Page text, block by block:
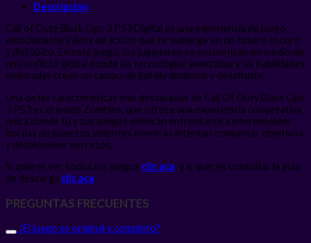
Descripción
Call of Duty Black Ops 3 PS3 Digital es una experiencia de juego
emocionante y llena de acción que te sumerge en un futuro oscuro
y distópico. En este juego, los jugadores se encuentran en medio de
un conflicto global donde las tecnologías avanzadas y las habilidades
mejoradas crean un campo de batalla dinámico y desafiante.
Una de las características más destacadas de Call Of Duty Black Ops
3 PS3 es el modo Zombies, que ofrece una experiencia cooperativa
única donde tú y tus amigos deberán enfrentarse a interminables
hordas de muertos vivientes mientras intentan completar objetivos
y desbloquear secretos.
Si queres ver todos los juegos clic aca y si queres consultar la guia
de descarga clic aca
PREGUNTAS FRECUENTES
¿El juego es original y completo?